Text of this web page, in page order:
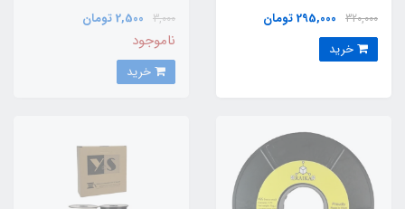
320,000 295,000 تومان
3,000 2,500 تومان
ناموجود